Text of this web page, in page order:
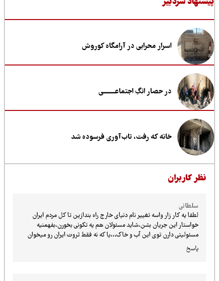
اسرار محرابی در آرامگاه کوروش
در حصار انگِ اجتماعــــــــی
خانه که رفت، تاب‌آوری فرسوده شد
کاربران
سلطانی
لطفا یه کار زار واسه تغییر نام دنیای خارج راه بندازین تا کل مردم ایران
خواستار این جریان بشن،شاید مسئولان هم یه تکونی بخورن،بفهمنیه
مسئولیتی دارن توی این آب و خاک،،،یا که نه فقط ثروت ایران رو میخوان